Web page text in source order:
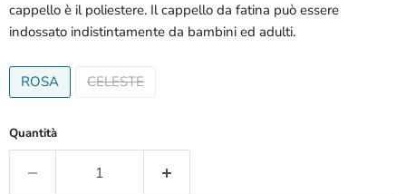
cappello è il poliestere. Il cappello da fatina può essere
indossato indistintamente da bambini ed adulti.
ROSA CELESTE
Quantità